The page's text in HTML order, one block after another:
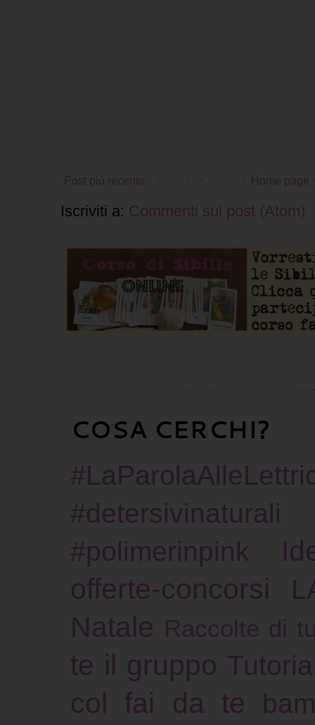
Post più recente Home page
Iscriviti a: Commenti sul post (Atom)
COSA CERCHI?
#detersivinaturali
#polimerinpink
offerte-concorsi
Natale Raccolte di
te il gruppo
col fai da te